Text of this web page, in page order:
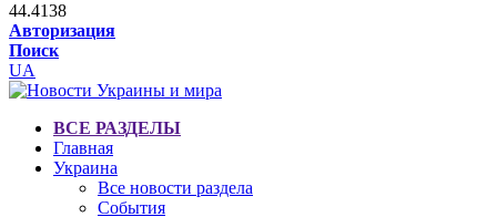
44.4138
Авторизация
Поиск
UA
ВСЕ РАЗДЕЛЫ
Главная
Украина
Все новости раздела
События